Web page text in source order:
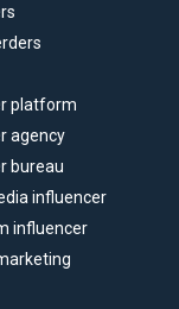
platform
agency
bureau
influencer
influencer